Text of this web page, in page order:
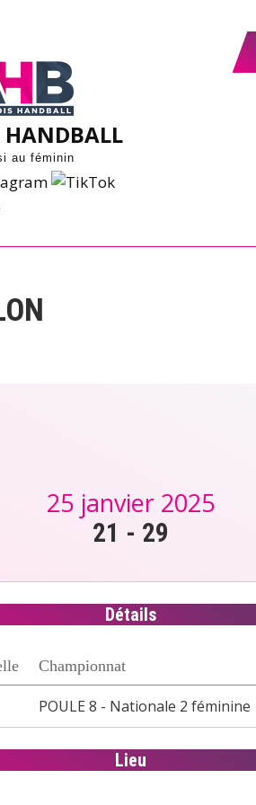
HANDBALL
au féminin
25 janvier 2025
21 - 29
Détails
Championnat
POULE 8 - Nationale 2 féminine
Lieu